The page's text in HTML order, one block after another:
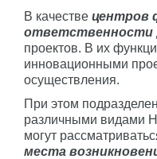
В качестве центров
ответственности
проектов. В их
инновационными
осуществления.
При этом
различными видами
могут
места